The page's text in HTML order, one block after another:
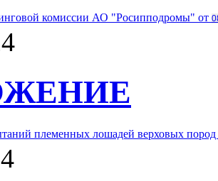
комиссии АО "Росипподромы" от
племенных лошадей верховых